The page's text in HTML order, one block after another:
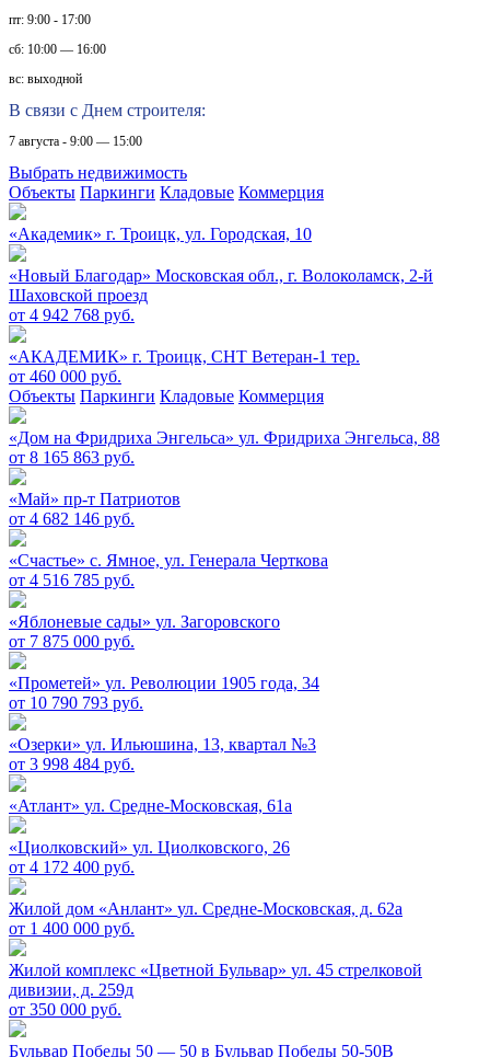
пт: 9:00 - 17:00
сб: 10:00 — 16:00
вс: выходной
В связи с Днем строителя:
7 августа - 9:00 — 15:00
Выбрать недвижимость
Объекты Паркинги Кладовые Коммерция
«Академик» г. Троицк, ул. Городская, 10
«Новый Благодар» Московская обл., г. Волоколамск, 2-й
Шаховской проезд
от 4 942 768 руб.
«АКАДЕМИК» г. Троицк, СНТ Ветеран-1 тер.
от 460 000 руб.
Объекты Паркинги Кладовые Коммерция
«Дом на Фридриха Энгельса» ул. Фридриха Энгельса, 88
от 8 165 863 руб.
«Май» пр-т Патриотов
от 4 682 146 руб.
«Счастье» c. Ямное, ул. Генерала Черткова
от 4 516 785 руб.
«Яблоневые сады» ул. Загоровского
от 7 875 000 руб.
«Прометей» ул. Революции 1905 года, 34
от 10 790 793 руб.
«Озерки» ул. Ильюшина, 13, квартал №3
от 3 998 484 руб.
«Атлант» ул. Средне-Московская, 61а
«Циолковский» ул. Циолковского, 26
от 4 172 400 руб.
Жилой дом «Анлант» ул. Средне-Московская, д. 62а
от 1 400 000 руб.
Жилой комплекс «Цветной Бульвар» ул. 45 стрелковой
дивизии, д. 259д
от 350 000 руб.
Бульвар Победы 50 — 50 в Бульвар Победы 50-50В